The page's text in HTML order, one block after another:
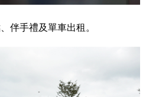
伴手禮及單車出租。